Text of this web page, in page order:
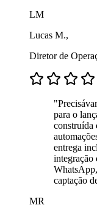
LM
Lucas M.,
Diretor de
para o
construída
entrega
integração
captação
MR